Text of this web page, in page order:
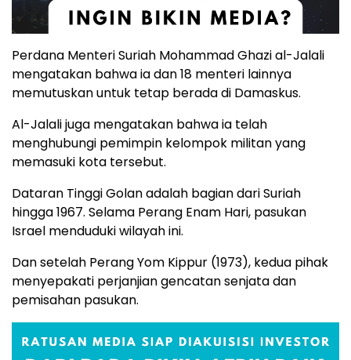
Perdana Menteri Suriah Mohammad Ghazi al-Jalali
mengatakan bahwa ia dan 18 menteri lainnya
memutuskan untuk tetap berada di Damaskus.
Al-Jalali juga mengatakan bahwa ia telah
menghubungi pemimpin kelompok militan yang
memasuki kota tersebut.
Dataran Tinggi Golan adalah bagian dari Suriah
hingga 1967. Selama Perang Enam Hari, pasukan
Israel menduduki wilayah ini.
Dan setelah Perang Yom Kippur (1973), kedua pihak
menyepakati perjanjian gencatan senjata dan
pemisahan pasukan.